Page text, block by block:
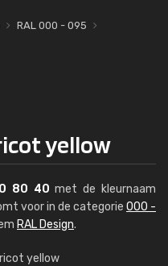
RAL 000 - 095
yellow
80 40 met de kleurnaam
voor in de categorie 000 -
RAL Design.
yellow